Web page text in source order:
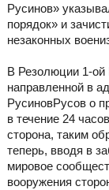
Русинов»
порядок» и
незаконных
В Резолюции 1-
направленной в
РусиновРусов о
в течение 24
сторона, таким
теперь, вводя в
мировое
вооружения